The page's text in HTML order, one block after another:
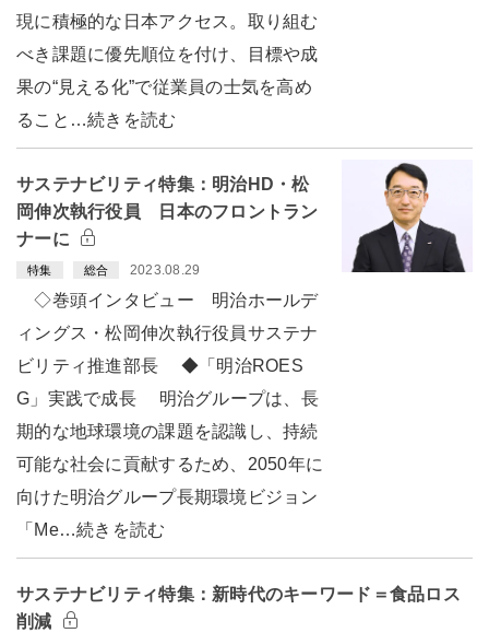
現に積極的な日本アクセス。取り組む
べき課題に優先順位を付け、目標や成
果の“見える化”で従業員の士気を高め
ること…続きを読む
サステナビリティ特集：明治HD・松
岡伸次執行役員 日本のフロントラン
ナーに
特集 総合 2023.08.29
◇巻頭インタビュー 明治ホールデ
ィングス・松岡伸次執行役員サステナ
ビリティ推進部長 ◆「明治ROES
G」実践で成長 明治グループは、長
期的な地球環境の課題を認識し、持続
可能な社会に貢献するため、2050年に
向けた明治グループ長期環境ビジョン
「Me…続きを読む
サステナビリティ特集：新時代のキーワード＝食品ロス
削減